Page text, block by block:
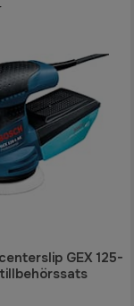
GEX 125-
tillbehörssats